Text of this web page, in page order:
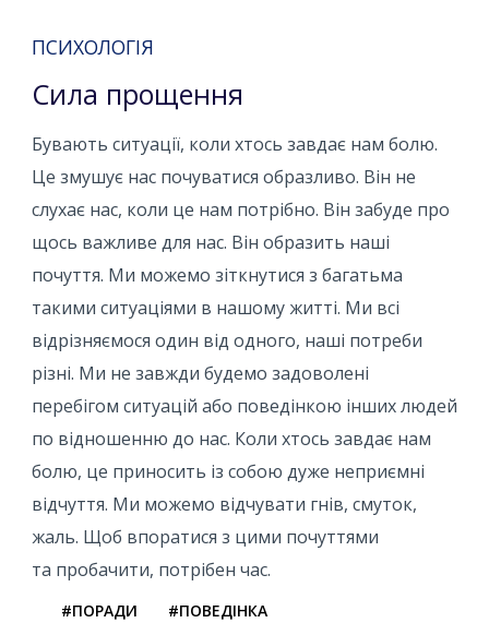
ПСИХОЛОГІЯ
Сила прощення
Бувають ситуації, коли хтось завдає нам болю.
Це змушує нас почуватися образливо. Він не
слухає нас, коли це нам потрібно. Він забуде про
щось важливе для нас. Він образить наші
почуття. Ми можемо зіткнутися з багатьма
такими ситуаціями в нашому житті. Ми всі
відрізняємося один від одного, наші потреби
різні. Ми не завжди будемо задоволені
перебігом ситуацій або поведінкою інших людей
по відношенню до нас. Коли хтось завдає нам
болю, це приносить із собою дуже неприємні
відчуття. Ми можемо відчувати гнів, смуток,
жаль. Щоб впоратися з цими почуттями
та пробачити, потрібен час.
#ПОРАДИ #ПОВЕДІНКА